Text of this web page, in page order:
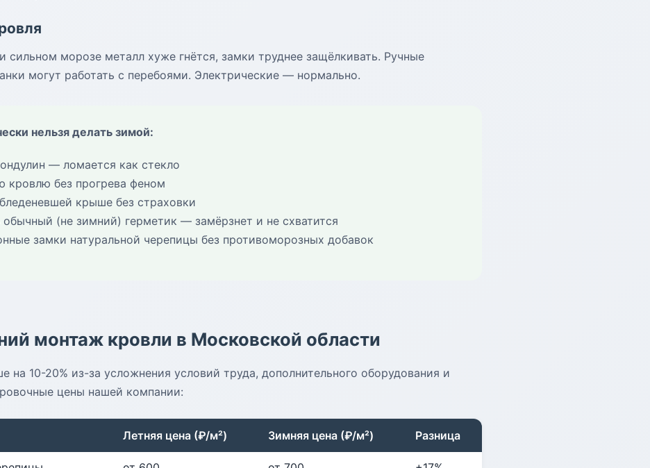
сильном морозе металл хуже гнётся, замки труднее защёлкивать. Ручные
могут работать с перебоями. Электрические — нормально.
нельзя делать зимой:
— ломается как стекло
кровлю без прогрева феном
крыше без страховки
обычный (не зимний) герметик — замёрзнет и не схватится
замки натуральной черепицы без противоморозных добавок
монтаж кровли в Московской области
на 10-20% из-за усложнения условий труда, дополнительного оборудования и
цены нашей компании:
Летняя цена (₽/м²) Зимняя цена (₽/м²) Разница